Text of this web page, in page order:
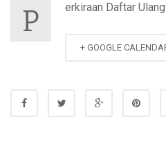
P erkiraan Daftar
+ GOOGLE